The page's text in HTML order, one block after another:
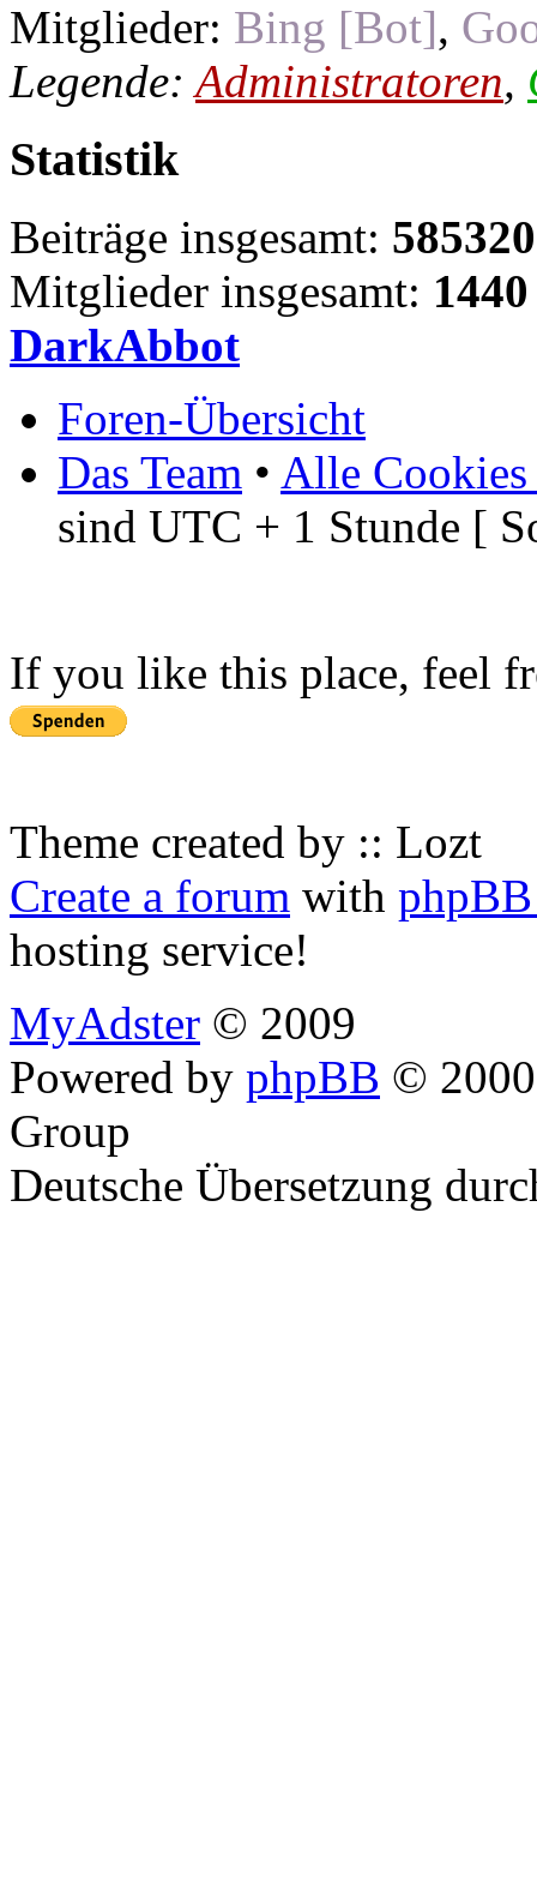
Mitglieder: Bing [Bot],
Legende:Administratoren,
Statistik
Beiträge insgesamt: 585320
Mitglieder insgesamt: 1440
DarkAbbot
Foren-Übersicht
Das Team • Alle Cookies
sind UTC + 1 Stunde [
If you like this place, feel
Theme created by :: Lozt
Create a forum with
hosting service!
MyAdster © 2009
Powered by phpBB ©
Group
Deutsche Übersetzung